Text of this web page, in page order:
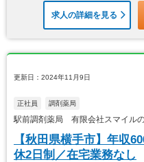
求人の詳細を見る
更新日：2024年11月9日
正社員 調剤薬局
駅前調剤薬局 有限会社スマイル
【秋田県横手市】年収
休2日制／在宅業務なし